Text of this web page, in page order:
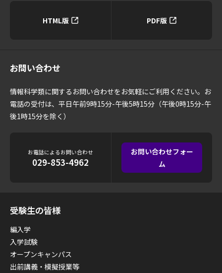
HTML版 PDF版
お問い合わせ
情報科学類に関するお問い合わせをお気軽にご利用ください。お
電話の受付は、平日午前9時15分-午後5時15分（午後0時15分-午
後1時15分を除く）
お電話によるお問い合わせ
029-853-4962
お問い合わせフォー
ム
受験生の皆様
編入学
入学試験
オープンキャンパス
出前講義・模擬授業等